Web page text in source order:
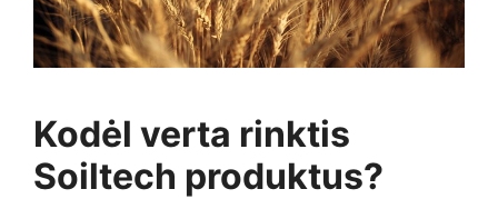
Kodėl verta rinktis
Soiltech produktus?